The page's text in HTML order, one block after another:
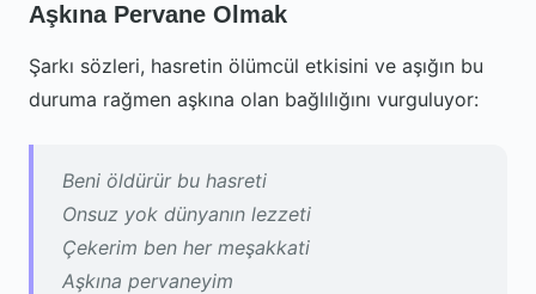
Aşkına Pervane Olmak
Şarkı sözleri, hasretin ölümcül etkisini ve aşığın bu
duruma rağmen aşkına olan bağlılığını vurguluyor:
Beni öldürür bu hasreti
Onsuz yok dünyanın lezzeti
Çekerim ben her meşakkati
Aşkına pervaneyim